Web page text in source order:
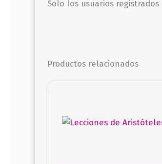
Solo los usuarios
Productos relacionados